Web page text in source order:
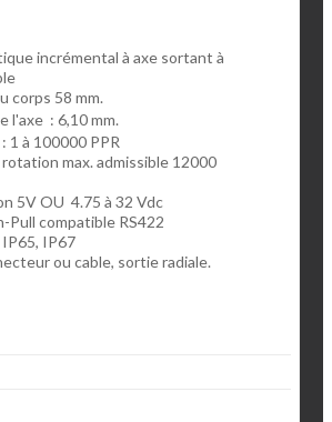
incrémental à axe sortant à
corps 58 mm.
l'axe : 6,10 mm.
1 à 100000 PPR
max. admissible 12000
5V OU 4.75 à 32 Vdc
Pull compatible RS422
IP67
ou cable, sortie radiale.